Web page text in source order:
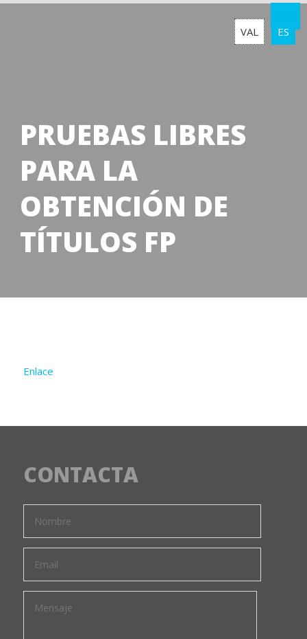
VAL ES
PRUEBAS LIBRES
PARA LA
OBTENCIÓN DE
TÍTULOS FP
Enlace
CONTACTA